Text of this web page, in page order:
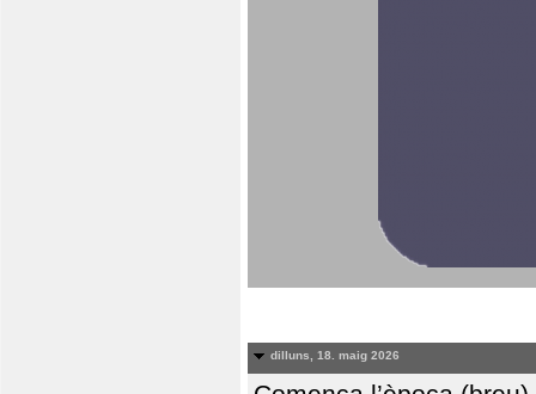
dilluns, 18. maig 2026